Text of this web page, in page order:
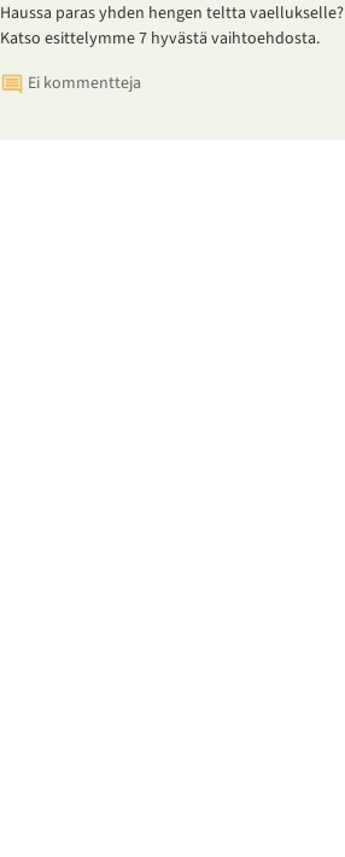
Haussa paras yhden hengen teltta vaellukselle?
Katso esittelymme 7 hyvästä vaihtoehdosta.
Ei kommentteja